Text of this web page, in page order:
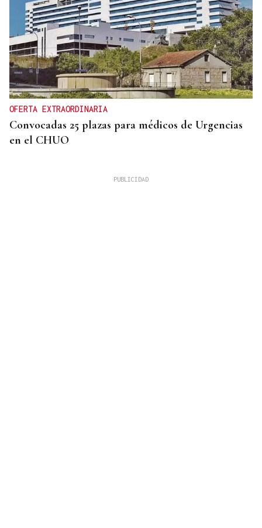
OFERTA EXTRAORDINARIA
Convocadas 25 plazas para médicos de Urgencias
en el CHUO